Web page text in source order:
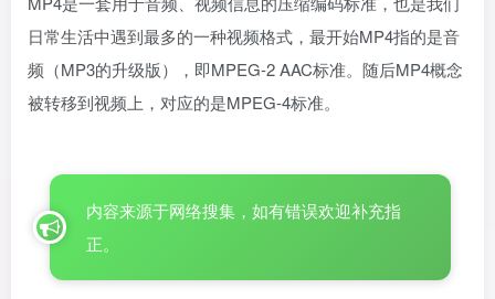
日常生活中遇到最多的一种视频格式，最开始MP4指的是音
频（MP3的升级版），即MPEG-2 AAC标准。随后MP4概念
被转移到视频上，对应的是MPEG-4标准。
内容来源于网络搜集，如有错误欢迎补充指
正。